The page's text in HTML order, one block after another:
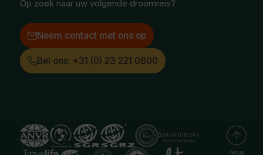
Op zoek naar uw volgende droomreis?
Neem contact met ons op
Bel ons: +31 (0) 23 221 0800